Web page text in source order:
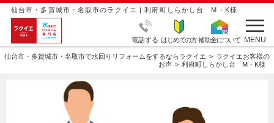
仙台市・多賀城市・名取市のラクイエ | 利府町しらかし台 M・K様
電話する はじめての方補助金について MENU
仙台市・多賀城市・名取市で水回りリフォームをするならラクイエ
ラクイエお客様の
お声
利府町しらかし台 M・K様